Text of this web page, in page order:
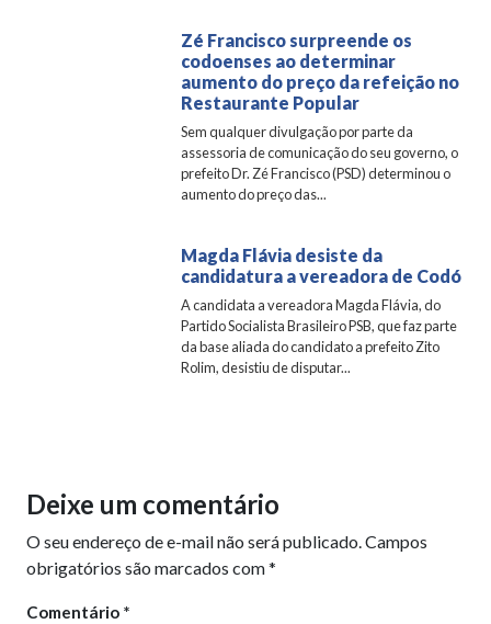
Zé Francisco surpreende os
codoenses ao determinar
aumento do preço da refeição no
Restaurante Popular
Sem qualquer divulgação por parte da
assessoria de comunicação do seu governo, o
prefeito Dr. Zé Francisco (PSD) determinou o
aumento do preço das...
Magda Flávia desiste da
candidatura a vereadora de Codó
A candidata a vereadora Magda Flávia, do
Partido Socialista Brasileiro PSB, que faz parte
da base aliada do candidato a prefeito Zito
Rolim, desistiu de disputar...
Deixe um comentário
O seu endereço de e-mail não será publicado.Campos
obrigatórios são marcados com*
Comentário *